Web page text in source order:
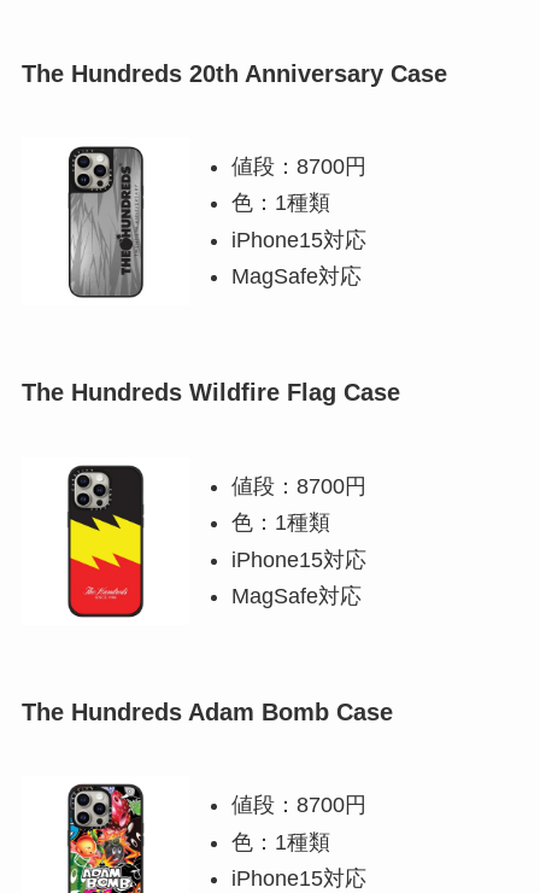
The Hundreds 20th Anniversary Case
値段：8700円
色：1種類
iPhone15対応
MagSafe対応
The Hundreds Wildfire Flag Case
値段：8700円
色：1種類
iPhone15対応
MagSafe対応
The Hundreds Adam Bomb Case
値段：8700円
色：1種類
iPhone15対応